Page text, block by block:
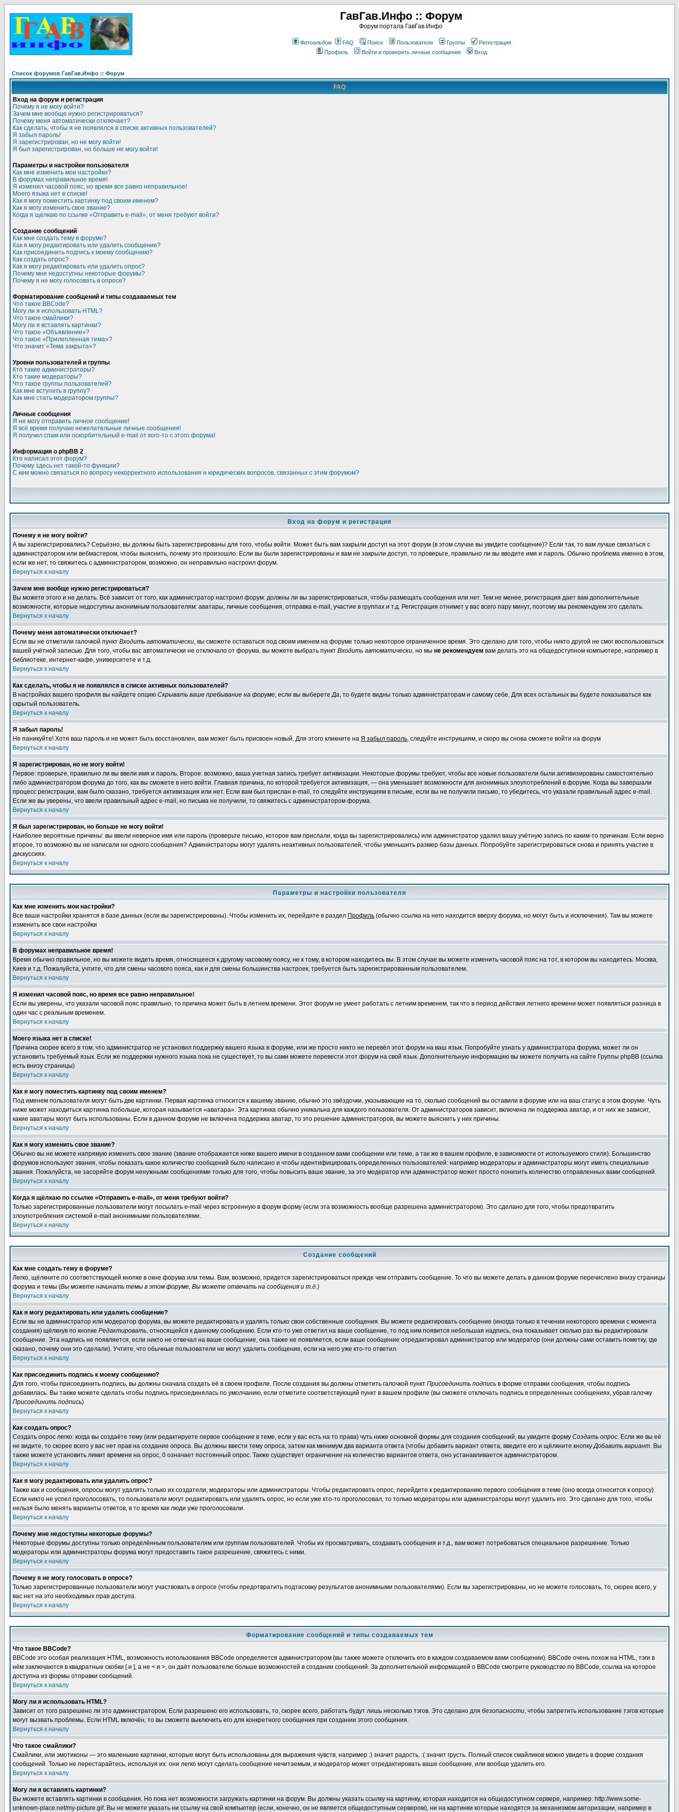
ГавГав.Инфо :: Форум
Форум портала ГавГав.Инфо
Фотоальбом FAQ Поиск Пользователи Группы
Регистрация
Профиль
Войти и проверить личные сообщения Вход
Список форумов ГавГав.Инфо :: Форум
FAQ
Вход на форум и регистрация
Почему я не могу войти?
Зачем мне вообще нужно регистрироваться?
Почему меня автоматически отключает?
Как сделать, чтобы я не появлялся в списке активных пользователей?
Я забыл пароль!
Я зарегистрирован, но не могу войти!
Я был зарегистрирован, но больше не могу войти!
Параметры и настройки пользователя
Как мне изменить мои настройки?
В форумах неправильное время!
Я изменил часовой пояс, но время все равно неправильное!
Моего языка нет в списке!
Как я могу поместить картинку под своим именем?
Как я могу изменить свое звание?
Когда я щёлкаю по ссылке «Отправить e-mail», от меня требуют войти?
Создание сообщений
Как мне создать тему в форуме?
Как я могу редактировать или удалить сообщение?
Как присоединить подпись к моему сообщению?
Как создать опрос?
Как я могу редактировать или удалить опрос?
Почему мне недоступны некоторые форумы?
Почему я не могу голосовать в опросе?
Форматирование сообщений и типы создаваемых тем
Что такое BBCode?
Могу ли я использовать HTML?
Что такое смайлики?
Могу ли я вставлять картинки?
Что такое «Объявление»?
Что такое «Прилепленная тема»?
Что значит «Тема закрыта»?
Уровни пользователей и группы
Кто такие администраторы?
Кто такие модераторы?
Что такое группы пользователей?
Как мне вступить в группу?
Как мне стать модератором группы?
Личные сообщения
Я не могу отправить личное сообщение!
Я всё время получаю нежелательные личные сообщения!
Я получил спам или оскорбительный e-mail от кого-то с этого форума!
Информация о phpBB 2
Кто написал этот форум?
Почему здесь нет такой-то функции?
С кем можно связаться по вопросу некорректного использования и юридических вопросов, связанных с этим форумом?
Вход на форум и регистрация
Почему я не могу войти?
А вы зарегистрировались? Серьёзно, вы должны быть зарегистрированы для того, чтобы войти. Может быть вам закрыли доступ на этот форум (в этом случае вы увидите сообщение)? Если так, то вам лучше связаться с
администратором или вебмастером, чтобы выяснить, почему это произошло. Если вы были зарегистрированы и вам не закрыли доступ, то проверьте, правильно ли вы вводите имя и пароль. Обычно проблема именно в этом,
если же нет, то свяжитесь с администратором, возможно, он неправильно настроил форум.
Вернуться к началу
Зачем мне вообще нужно регистрироваться?
Вы можете этого и не делать. Всё зависит от того, как администратор настроил форум: должны ли вы зарегистрироваться, чтобы размещать сообщения или нет. Тем не менее, регистрация дает вам дополнительные
возможности, которые недоступны анонимным пользователям: аватары, личные сообщения, отправка e-mail, участие в группах и т.д. Регистрация отнимет у вас всего пару минут, поэтому мы рекомендуем это сделать.
Вернуться к началу
Почему меня автоматически отключает?
Если вы не отметили галочкой пункт Входить автоматически, вы сможете оставаться под своим именем на форуме только некоторое ограниченное время. Это сделано для того, чтобы никто другой не смог воспользоваться
вашей учётной записью. Для того, чтобы вас автоматически не отключало от форума, вы можете выбрать пункт Входить автоматически, но мы не рекомендуем вам делать это на общедоступном компьютере, например в
библиотеке, интернет-кафе, университете и т.д.
Вернуться к началу
Как сделать, чтобы я не появлялся в списке активных пользователей?
В настройках вашего профиля вы найдете опцию Скрывать ваше пребывание на форуме, если вы выберетеДа, то будете видны только администраторам и самому себе. Для всех остальных вы будете показываться как
скрытый пользователь.
Вернуться к началу
Я забыл пароль!
Не паникуйте! Хотя ваш пароль и не может быть восстановлен, вам может быть присвоен новый. Для этого кликните на Я забыл пароль, следуйте инструкциям, и скоро вы снова сможете войти на форум
Вернуться к началу
Я зарегистрирован, но не могу войти!
Первое: проверьте, правильно ли вы ввели имя и пароль. Второе: возможно, ваша учетная запись требует активизации. Некоторые форумы требуют, чтобы все новые пользователи были активизированы самостоятельно
либо администратором форума до того, как вы сможете в него войти. Главная причина, по которой требуется активизация, — она уменьшает возможности для анонимных злоупотреблений в форуме. Когда вы завершали
процесс регистрации, вам было сказано, требуется активизация или нет. Если вам был прислан e-mail, то следуйте инструкциям в письме, если вы не получили письмо, то убедитесь, что указали правильный адрес e-mail.
Если же вы уверены, что ввели правильный адрес e-mail, но письма не получили, то свяжитесь с администратором форума.
Вернуться к началу
Я был зарегистрирован, но больше не могу войти!
Наиболее вероятные причины: вы ввели неверное имя или пароль (проверьте письмо, которое вам прислали, когда вы зарегистрировались) или администратор удалил вашу учётную запись по каким-то причинам. Если верно
второе, то возможно вы не написали ни одного сообщения? Администраторы могут удалять неактивных пользователей, чтобы уменьшить размер базы данных. Попробуйте зарегистрироваться снова и принять участие в
дискуссиях.
Вернуться к началу
Параметры и настройки пользователя
Как мне изменить мои настройки?
Все ваши настройки хранятся в базе данных (если вы зарегистрированы). Чтобы изменить их, перейдите в раздел Профиль (обычно ссылка на него находится вверху форума, но могут быть и исключения). Там вы можете
изменить все свои настройки
Вернуться к началу
В форумах неправильное время!
Время обычно правильное, но вы можете видеть время, относящееся к другому часовому поясу, не к тому, в котором находитесь вы. В этом случае вы можете изменить часовой пояс на тот, в котором вы находитесь: Москва,
Киев и т.д. Пожалуйста, учтите, что для смены часового пояса, как и для смены большинства настроек, требуется быть зарегистрированным пользователем.
Вернуться к началу
Я изменил часовой пояс, но время все равно неправильное!
Если вы уверены, что указали часовой пояс правильно, то причина может быть в летнем времени. Этот форум не умеет работать с летним временем, так что в период действия летнего времени может появляться разница в
один час с реальным временем.
Вернуться к началу
Моего языка нет в списке!
Причина скорее всего в том, что администратор не установил поддержку вашего языка в форуме, или же просто никто не перевёл этот форум на ваш язык. Попробуйте узнать у администратора форума, может ли он
установить требуемый язык. Если же поддержки нужного языка пока не существует, то вы сами можете перевести этот форум на свой язык. Дополнительную информацию вы можете получить на сайте Группы phpBB (ссылка
есть внизу страницы)
Вернуться к началу
Как я могу поместить картинку под своим именем?
Под именем пользователя могут быть две картинки. Первая картинка относится к вашему званию, обычно это звёздочки, указывающие на то, сколько сообщений вы оставили в форуме или на ваш статус в этом форуме. Чуть
ниже может находиться картинка побольше, которая называется «аватара». Эта картинка обычно уникальна для каждого пользователя. От администраторов зависит, включена ли поддержка аватар, и от них же зависит,
какие аватары могут быть использованы. Если в данном форуме не включена поддержка аватар, то это решение администраторов, вы можете выяснить у них причины.
Вернуться к началу
Как я могу изменить свое звание?
Обычно вы не можете напрямую изменить свое звание (звание отображается ниже вашего имени в созданном вами сообщении или теме, а так же в вашем профиле, в зависимости от используемого стиля). Большинство
форумов используют звания, чтобы показать какое количество сообщений было написано и чтобы идентифицировать определенных пользователей: например модераторы и администраторы могут иметь специальные
звания. Пожалуйста, не засоряйте форум ненужными сообщениями только для того, чтобы повысить ваше звание, за это модератор или администратор может просто понизить количество отправленных вами сообщений.
Вернуться к началу
Когда я щёлкаю по ссылке «Отправить e-mail», от меня требуют войти?
Только зарегистрированные пользователи могут посылать e-mail через встроенную в форум форму (если эта возможность вообще разрешена администратором). Это сделано для того, чтобы предотвратить
злоупотребления системой e-mail анонимными пользователями.
Вернуться к началу
Создание сообщений
Как мне создать тему в форуме?
Легко, щёлкните по соответствующей кнопке в окне форума или темы. Вам, возможно, придется зарегистрироваться прежде чем отправить сообщение. То что вы можете делать в данном форуме перечислено внизу страницы
форума и темы (Вы можете начинать темы в этом форуме, Вы можете отвечать на сообщения и т.д.)
Вернуться к началу
Как я могу редактировать или удалить сообщение?
Если вы не администратор или модератор форума, вы можете редактировать и удалять только свои собственные сообщения. Вы можете редактировать сообщение (иногда только в течении некоторого времени с момента
создания) щёлкнув по кнопке Редактировать, относящейся к данному сообщению. Если кто-то уже ответил на ваше сообщение, то под ним появится небольшая надпись, она показывает сколько раз вы редактировали
сообщение. Эта надпись не появляется, если никто не отвечал на ваше сообщение, она также не появляется, если ваше сообщение отредактировал администратор или модератор (они должны сами оставить пометку, где
сказано, почему они это сделали). Учтите, что обычные пользователи не могут удалить сообщение, если на него уже кто-то ответил.
Вернуться к началу
Как присоединить подпись к моему сообщению?
Для того, чтобы присоединить подпись, вы должны сначала создать её в своем профиле. После создания вы должны отметить галочкой пункт Присоединить подпись в форме отправки сообщения, чтобы подпись
добавилась. Вы также можете сделать чтобы подпись присоединялась по умолчанию, если отметите соответствующий пункт в вашем профиле (вы сможете отключать подпись в определенных сообщениях, убрав галочку
Присоединить подпись)
Вернуться к началу
Как создать опрос?
Создать опрос легко: когда вы создаёте тему (или редактируете первое сообщение в теме, если у вас есть на то права) чуть ниже основной формы для создания сообщений, вы увидите форму Создать опрос. Если же вы её
не видите, то скорее всего у вас нет прав на создание опроса. Вы должны ввести тему опроса, затем как минимум два варианта ответа (чтобы добавить вариант ответа, введите его и щёлкните кнопкуДобавить вариант. Вы
также можете установить лимит времени на опрос, 0 означает постоянный опрос. Также существует ограничение на количество вариантов ответа, оно устанавливается администратором.
Вернуться к началу
Как я могу редактировать или удалить опрос?
Также как и сообщения, опросы могут удалять только их создатели, модераторы или администраторы. Чтобы редактировать опрос, перейдите к редактированию первого сообщения в теме (оно всегда относится к опросу).
Если никто не успел проголосовать, то пользователи могут редактировать или удалять опрос, но если уже кто-то проголосовал, то только модераторы или администраторы могут удалить его. Это сделано для того, чтобы
нельзя было менять варианты ответов, в то время как люди уже проголосовали.
Вернуться к началу
Почему мне недоступны некоторые форумы?
Некоторые форумы доступны только определённым пользователям или группам пользователей. Чтобы их просматривать, создавать сообщения и т.д., вам может потребоваться специальное разрешение. Только
модераторы или администраторы форума могут предоставить такое разрешение, свяжитесь с ними.
Вернуться к началу
Почему я не могу голосовать в опросе?
Только зарегистрированные пользователи могут участвовать в опросе (чтобы предотвратить подтасовку результатов анонимными пользователями). Если вы зарегистрированы, но не можете голосовать, то, скорее всего, у
вас нет на это необходимых прав доступа.
Вернуться к началу
Форматирование сообщений и типы создаваемых тем
Что такое BBCode?
BBCode это особая реализация HTML, возможность использования BBCode определяется администратором (вы также можете отключить его в каждом создаваемом вами сообщении). BBCode очень похож на HTML, тэги в
нём заключаются в квадратные скобки [ и ], а не < и >, он даёт пользователю больше возможностей в создании сообщений. За дополнительной информацией о BBCode смотрите руководство по BBCode, ссылка на которое
доступна из формы отправки сообщений.
Вернуться к началу
Могу ли я использовать HTML?
Зависит от того разрешено ли это администратором. Если разрешено его использовать, то, скорее всего, работать будут лишь несколько тэгов. Это сделано для безопасности, чтобы запретить использование тэгов которые
могут вызвать проблемы. Если HTML включён, то вы сможете выключить его для конкретного сообщения при создании этого сообщения.
Вернуться к началу
Что такое смайлики?
Смайлики, или эмотиконы — это маленькие картинки, которые могут быть использованы для выражения чувств, например :) значит радость, :( значит грусть. Полный список смайликов можно увидеть в форме создания
сообщений. Только не перестарайтесь, используя их: они легко могут сделать сообщение нечитаемым, и модератор может отредактировать ваше сообщение, или вообще удалить его.
Вернуться к началу
Могу ли я вставлять картинки?
Вы можете вставлять картинки в сообщения. Но пока нет возможности загружать картинки на форум. Вы должны указать ссылку на картинку, которая находится на общедоступном сервере, например: http://www.some-
unknown-place.net/my-picture.gif. Вы не можете указать ни ссылку на свой компьютер (если, конечно, он не является общедоступным сервером), ни на картинки которые находятся за механизмом авторизации, например в